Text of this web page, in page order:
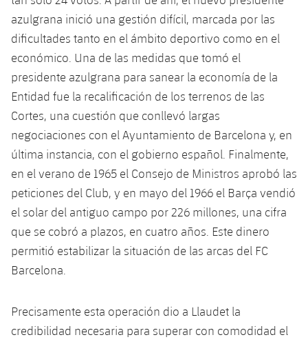
Barça Cafe
Ciutat Esportiva
La Masia
plusicon
más
Servicios
Servicios Médicos
Accesibilidad
plusicon
más
Acreditaciones
SUB9 A
SUB9 B
SUB8 A
SUB8 B
Historia
Palmarés
Mini
Resultados
Clasificaciones
Jugadores
Historia
Palmarés
Clasificaciones
Jugadores
Fotos
Juvenil
Cadete B
Infantil A
Infantil B
Primer equipo
plusicon
más
Actualidad
Calendario
Entradas
Resultados
Clasificaciones
Jugadors
Historia
Barça Atlètic
plusicon
más
Actualidad
Calendario
Resultados
Jugadores
Clasificaciones
Base
plusicon
más
Actualidad
Juvenil
Cadete
Infantil
Alevín
Campus Verano
PLUSICON
MÁS
Primer equipo
plusicon
más
Actualidad
Calendario
Entradas
Barça Atlètic
plusicon
más
Actualidad
Calendario
Actualidad
Campus Verano
azulgrana inició una gestión difícil, marcada por las
dificultades tanto en el ámbito deportivo como en el
económico. Una de las medidas que tomó el
presidente azulgrana para sanear la economía de la
Entidad fue la recalificación de los terrenos de las
Cortes, una cuestión que conllevó largas
negociaciones con el Ayuntamiento de Barcelona y, en
última instancia, con el gobierno español. Finalmente,
en el verano de 1965 el Consejo de Ministros aprobó las
peticiones del Club, y en mayo del 1966 el Barça vendió
el solar del antiguo campo por 226 millones, una cifra
que se cobró a plazos, en cuatro años. Este dinero
permitió estabilizar la situación de las arcas del FC
Barcelona.
Precisamente esta operación dio a Llaudet la
credibilidad necesaria para superar con comodidad el